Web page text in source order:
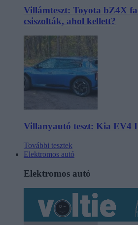
Villámteszt: Toyota bZ4X
csiszolták, ahol kellett?
Villanyautó teszt: Kia EV4
További tesztek
Elektromos autó
Elektromos autó